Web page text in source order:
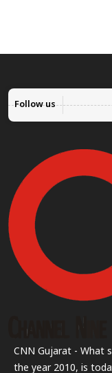
Follow us
CNN Gujarat - What
the year 2010, is